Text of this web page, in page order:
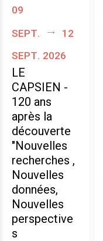
09
sept.
12
sept. 2026
LE
CAPSIEN -
120 ans
après la
découverte
"Nouvelles
recherches ,
Nouvelles
données,
Nouvelles
perspective
s